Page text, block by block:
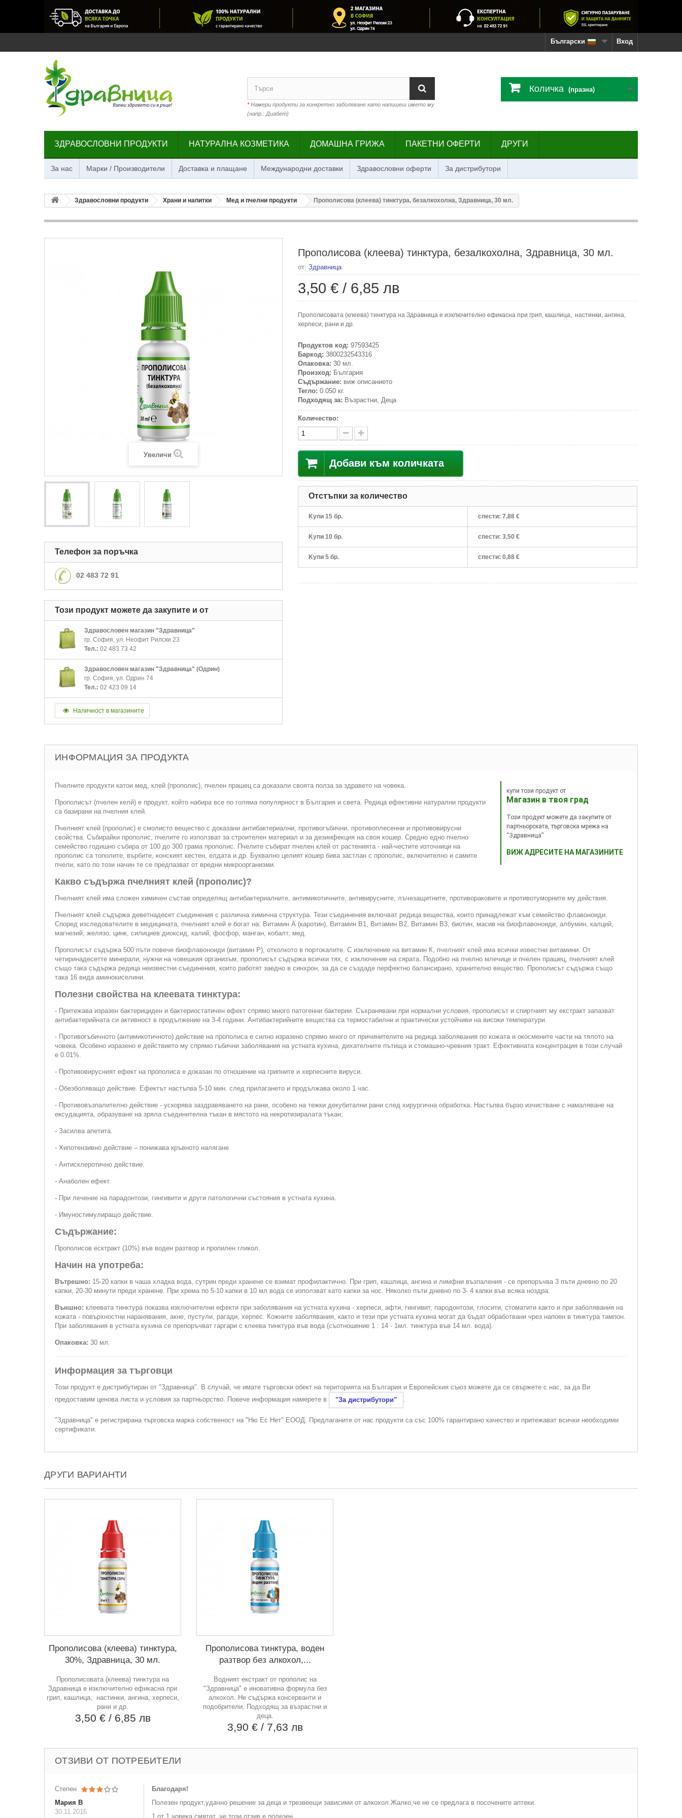
Вход
Български
*Намери продукти за конкретно заболяване като напишеш името му
(напр.: Диабет)
Количка (празна)
ЗДРАВОСЛОВНИ ПРОДУКТИ НАТУРАЛНА КОЗМЕТИКА ДОМАШНА ГРИЖА ПАКЕТНИ ОФЕРТИ ДРУГИ
За нас Марки / Производители Доставка и плащане Международни доставки Здравословни оферти За дистрибутори
Здравословни продукти Храни и напитки Мед и пчелни продукти Прополисова (клеева) тинктура, безалкохолна, Здравница, 30 мл.
Увеличи
Телефон за поръчка
02 483 72 91
Този продукт можете да закупите и от
Здравословен магазин "Здравница"
гр. София, ул. Неофит Рилски 23
Тел.: 02 483 73 42
Здравословен магазин "Здравница" (Одрин)
гр. София, ул. Одрин 74
Тел.: 02 423 09 14
Наличност в магазините
Прополисова (клеева) тинктура, безалкохолна, Здравница, 30 мл.
от: Здравница
3,50 € / 6,85 лв
Прополисовата (клеева) тинктура на Здравница е изключително ефикасна при грип, кашлица, настинки, ангина,
херпеси, рани и др.
Продуктов код: 97593425
Баркод: 3800232543316
Опаковка: 30 мл.
Произход: България
Съдържание: виж описанието
Тегло: 0.050 кг.
Подходящ за: Възрастни, Деца
Количество:
Добави към количката
Отстъпки за количество
Kупи 15 бр. спести: 7,88 €
Kупи 10 бр. спести: 3,50 €
Kупи 5 бр. спести: 0,88 €
ИНФОРМАЦИЯ ЗА ПРОДУКТА
купи този продукт от
Магазин в твоя град
Този продукт можете да закупите от
партньорската, търговска мрежа на
“Здравница”
ВИЖ АДРЕСИТЕ НА МАГАЗИНИТЕ
Пчелните продукти катои мед, клей (прополис), пчелен прашец са доказали своята полза за здравето на човека.
Прополисът (пчелен келй) е продукт, който набира все по голяма популярност в България и света. Редица ефективни натурални продукти
са базирани на пчелния клей.
Пчелният клей (прополис) е смолисто вещество с доказани антибактериални, противогъбични, противоплесенни и противовирусни
свойства. Събирайки прополис, пчелите го използват за строителен материал и за дезинфекция на своя кошер. Средно едно пчелно
семейство годишно събира от 100 до 300 грама прополис. Пчелите събират пчелен клей от растенията - най-честите източници на
прополис са тополите, върбите, конският кестен, елдата и др. Буквално целият кошер бива застлан с прополис, включително и самите
пчели, като по този начин те се предпазват от вредни микроорганизми.
Какво съдържа пчелният клей (прополис)?
Пчелният клей има сложен химичен състав определящ антибактериалните, антимикотичните, антивирусните, лъчезащитните, противораковите и противотуморните му действия.
Пчелният клей съдържа деветнадесет съединения с различна химична структура. Тези съединения включват редица вещества, които принадлежат към семейство флавоноиди.
Според изследователите в медицината, пчелният клей е богат на: Витамин А (каротин), Витамин В1, Витамин B2, Витамин B3, биотин, масив на биофлавоноиди, албумин, калций,
магнезий, желязо, цинк, силициев диоксид, калий, фосфор, манган, кобалт, мед.
Прополисът съдържа 500 пъти повече биофлавоноиди (витамин Р), отколкото в портокалите. С изключение на витамин К, пчелният клей има всички известни витамини. От
четиринадесетте минерали, нужни на човешкия организъм, прополисът съдържа всички тях, с изключение на сярата. Подобно на пчелно млечице и пчелен прашец, пчелният клей
също така съдържа редица неизвестни съединения, които работят заедно в синхрон, за да се създаде перфектно балансирано, хранително вещество. Прополисът съдържа също
така 16 вида аминокиселини.
Полезни свойства на клеевата тинктура:
- Притежава изразен бактерициден и бактериостатичен ефект спрямо много патогенни бактерии. Съхранявани при нормални условия, прополисът и спиртният му екстракт запазват
антибактерийната си активност в продължение на 3-4 години. Антибактерийните вещества са термостабилни и практически устойчиви на високи температури.
- Противогъбичното (антимикотичното) действие на прополиса е силно изразено спрямо много от причинителите на редица заболявания по кожата и окосмените части на тялото на
човека. Особено изразено е действието му спрямо гъбични заболявания на устната кухина, дихателните пътища и стомашно-чревния тракт. Ефективната концентрация в този случай
е 0.01%.
- Противовирусният ефект на прополиса е доказан по отношение на грипните и херпесните вируси.
- Обезболяващо действие. Ефектът настъпва 5-10 мин. след прилагането и продължава около 1 час.
- Противовъзпалително действие - ускорява заздравяването на рани, особено на тежки декубитални рани след хирургична обработка. Настъпва бързо изчистване с намаляване на
ексудацията, образуване на зряла съединителна тъкан в мястото на некротизиралата тъкан;
- Засилва апетита.
- Хипотензивно действие – понижава кръвното налягане.
- Антисклеротично действие.
- Анаболен ефект.
- При лечение на парадонтози, гингивити и други патологични състояния в устната кухина.
- Имуностимулиращо действие.
Съдържание:
Прополисов есктракт (10%) във воден разтвор и пропилен гликол.
Начин на употреба:
Вътрешно: 15-20 капки в чаша хладка вода, сутрин преди хранене се взимат профилактично. При грип, кашлица, ангина и лимфни възпаления - се препоръчва 3 пъти дневно по 20
капки, 20-30 минути преди хранене. При хрема по 5-10 капки в 10 мл вода се из­ползват като капки за нос. Няколко пъти дневно по 3- 4 капки във всяка ноздра.
Външно: клеевата тинктура показва изключителни ефекти при заболявания на устната кухина - херпеси, афти, гингивит, пародонтози, глосити, стоматити както и при заболявания на
кожата - повърхностни наранявания, акне, пустули, рагади, херпес. Кожните заболявания, както и тези при устната кухина могат да бъдат обработвани чрез напоен в тинктура тампон.
При заболявания в устната кухина се препоръчват гаргари с клеева тинктура във вода (съотношение 1 : 14 - 1мл. тинктура във 14 мл. вода).
Опаковка: 30 мл.
Информация за търговци
Този продукт е дистрибутиран от "Здравница". В случай, че имате търговски обект на територията на България и Европейския съюз можете да се свържете с нас, за да Ви
предоставим ценова листа и условия за партньорство. Повече информация намерете в
"За дистрибутори" .
"Здравница" е регистрирана търговска марка собственост на "Ню Ес Нет" ЕООД. Предлаганите от нас продукти са със 100% гарантирано качество и притежават всички необходими
сертификати.
ДРУГИ ВАРИАНТИ
Прополисова (клеева) тинктура,
30%, Здравница, 30 мл.
Прополисовата (клеева) тинктура на
Здравница е изключително ефикасна при
грип, кашлица, настинки, ангина, херпеси,
рани и др.
3,50 € / 6,85 лв
Прополисова тинктура, воден
разтвор без алкохол,...
Водният екстракт от прополис на
"Здравница" е иновативна формула без
алкохол. Не съдържа консерванти и
подобрители. Подходящ за възрастни и
деца.
3,90 € / 7,63 лв
ОТЗИВИ ОТ ПОТРЕБИТЕЛИ
Степен
Мария В
30.11.2016
Благодаря!
Полезен продукт,удачно решение за деца и трезвеещи зависими от алкохол.Жалко,че не се предлага в посочените аптеки.
1 от 1 човека смятат, че този отзив е полезен.